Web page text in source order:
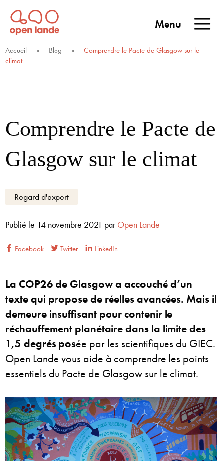
Aller
directement
au
contenu
TERRITOIRES
Open Lande
Entreprises & territoires
Menu
Accueil » Blog »
Comprendre le Pacte de Glasgow sur le
climat
Comprendre le Pacte de
Glasgow sur le climat
Regard d'expert
Publié le 14 novembre 2021 parOpen Lande
Facebook Twitter LinkedIn
La COP26 de Glasgow a accouché d’un
texte qui propose de réelles avancées. Mais il
demeure insuffisant pour contenir le
réchauffement planétaire dans la limite des
1,5 degrés posée par les scientifiques du GIEC.
Open Lande vous aide à comprendre les points
essentiels du Pacte de Glasgow sur le climat.